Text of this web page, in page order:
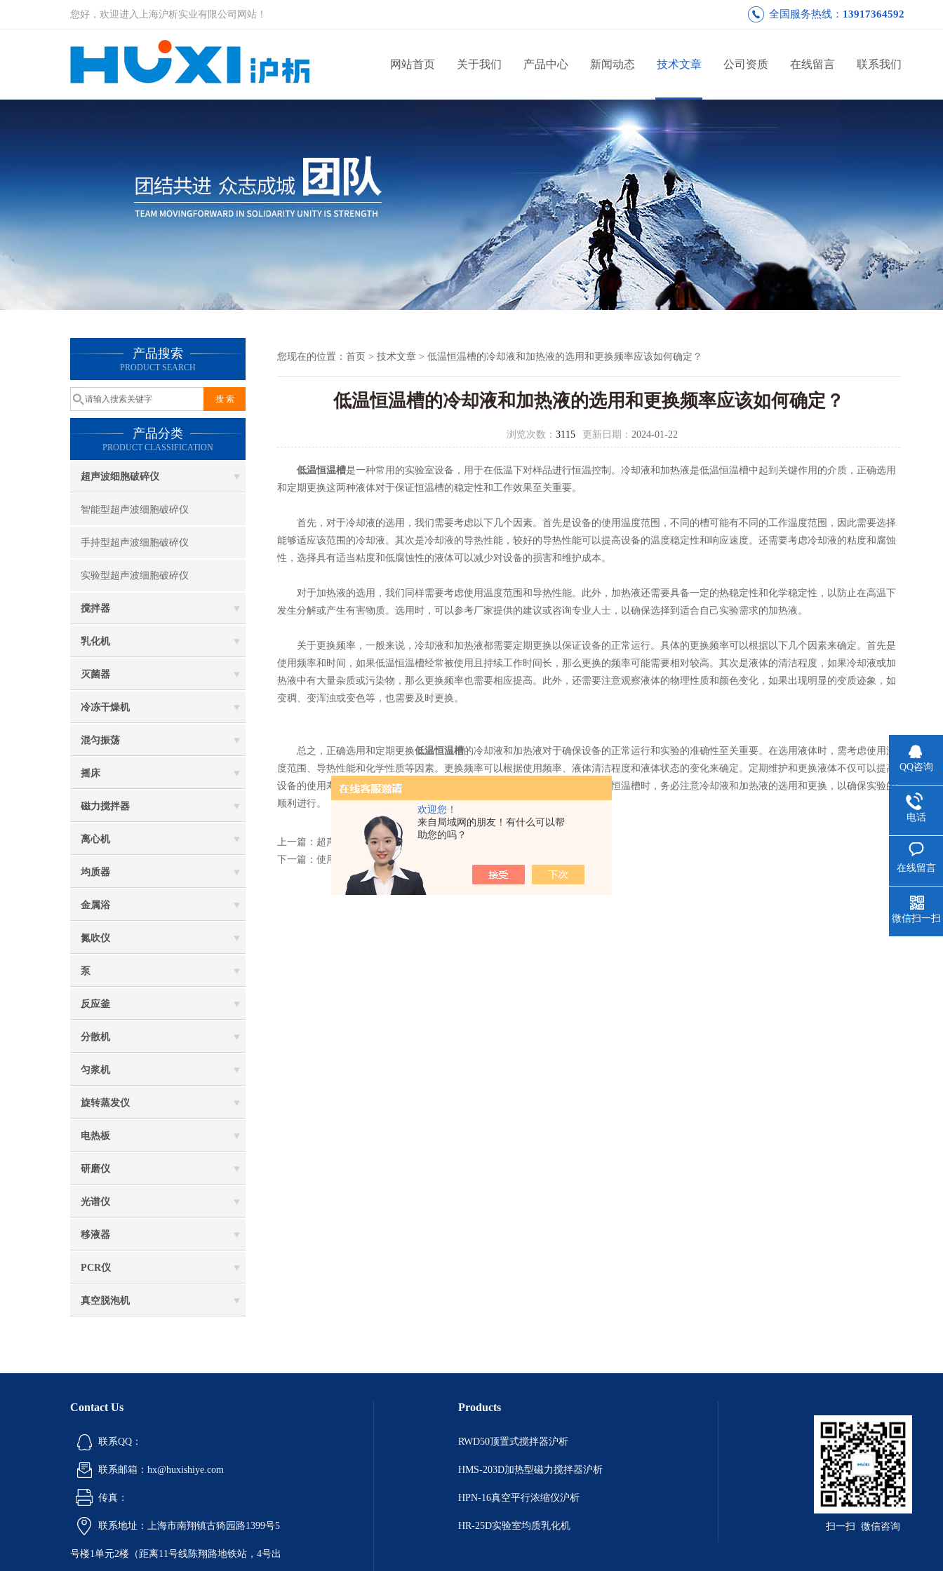
欢迎您！
来自局域网的朋友！有什么可以帮
助您的吗？
您好，欢迎进入上海沪析实业有限公司网站！ 全国服务热线： 13917364592
网站首页 关于我们 产品中心 新闻动态 技术文章 公司资质 在线留言 联系我们
产品搜索
PRODUCT SEARCH
产品分类
PRODUCT CLASSIFICATION
超声波细胞破碎仪
智能型超声波细胞破碎仪
手持型超声波细胞破碎仪
实验型超声波细胞破碎仪
搅拌器
乳化机
灭菌器
冷冻干燥机
混匀振荡
摇床
磁力搅拌器
离心机
均质器
金属浴
氮吹仪
泵
反应釜
分散机
匀浆机
旋转蒸发仪
电热板
研磨仪
光谱仪
移液器
PCR仪
真空脱泡机
您现在的位置： 首页 > 技术文章 > 低温恒温槽的冷却液和加热液的选用和更换频率应该如何确定？
低温恒温槽的冷却液和加热液的选用和更换频率应该如何确定？
浏览次数： 3115 更新日期： 2024-01-22
低温恒温槽是一种常用的实验室设备，用于在低温下对样品进行恒温控制。冷却液和加热液是低温恒温槽中起到关键作用的介质，正确选用
和定期更换这两种液体对于保证恒温槽的稳定性和工作效果至关重要。
首先，对于冷却液的选用，我们需要考虑以下几个因素。首先是设备的使用温度范围，不同的槽可能有不同的工作温度范围，因此需要选择
能够适应该范围的冷却液。其次是冷却液的导热性能，较好的导热性能可以提高设备的温度稳定性和响应速度。还需要考虑冷却液的粘度和腐蚀
性，选择具有适当粘度和低腐蚀性的液体可以减少对设备的损害和维护成本。
对于加热液的选用，我们同样需要考虑使用温度范围和导热性能。此外，加热液还需要具备一定的热稳定性和化学稳定性，以防止在高温下
发生分解或产生有害物质。选用时，可以参考厂家提供的建议或咨询专业人士，以确保选择到适合自己实验需求的加热液。
关于更换频率，一般来说，冷却液和加热液都需要定期更换以保证设备的正常运行。具体的更换频率可以根据以下几个因素来确定。首先是
使用频率和时间，如果低温恒温槽经常被使用且持续工作时间长，那么更换的频率可能需要相对较高。其次是液体的清洁程度，如果冷却液或加
热液中有大量杂质或污染物，那么更换频率也需要相应提高。此外，还需要注意观察液体的物理性质和颜色变化，如果出现明显的变质迹象，如
变稠、变浑浊或变色等，也需要及时更换。
总之，正确选用和定期更换低温恒温槽的冷却液和加热液对于确保设备的正常运行和实验的准确性至关重要。在选用液体时，需考虑使用温
度范围、导热性能和化学性质等因素。更换频率可以根据使用频率、液体清洁程度和液体状态的变化来确定。定期维护和更换液体不仅可以提高
设备的使用寿命，还可以保证实验数据的准确性和稳定性。因此，在使用低温恒温槽时，务必注意冷却液和加热液的选用和更换，以确保实验的
顺利进行。
上一篇： 超声波破碎仪在生物医学研究中的应用
下一篇： 使用低温恒温槽过程中的常见问题解析
Contact Us
联系QQ：
联系邮箱：hx@huxishiye.com
传真：
联系地址：上海市南翔镇古猗园路1399号5
号楼1单元2楼（距离11号线陈翔路地铁站，4号出
Products
RWD50顶置式搅拌器沪析
HMS-203D加热型磁力搅拌器沪析
HPN-16真空平行浓缩仪沪析
HR-25D实验室均质乳化机 扫一扫 微信咨询
QQ咨询
电话
在线留言
微信扫一扫